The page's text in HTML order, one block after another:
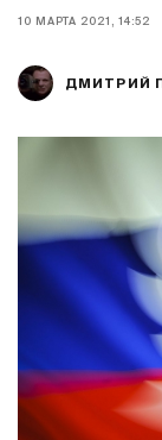
10 МАРТА 2021, 14:52
ДМИТРИЙ